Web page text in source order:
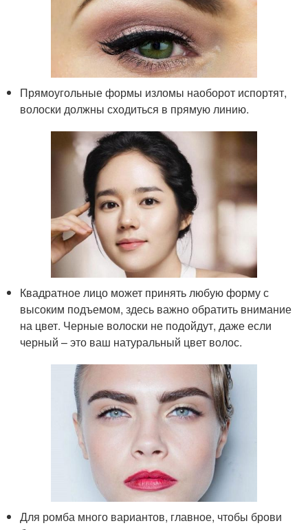
Прямоугольные формы изломы наоборот испортят,
волоски должны сходиться в прямую линию.
Квадратное лицо может принять любую форму с
высоким подъемом, здесь важно обратить внимание
на цвет. Черные волоски не подойдут, даже если
черный – это ваш натуральный цвет волос.
Для ромба много вариантов, главное, чтобы брови